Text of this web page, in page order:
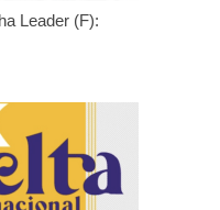
Leader (F):